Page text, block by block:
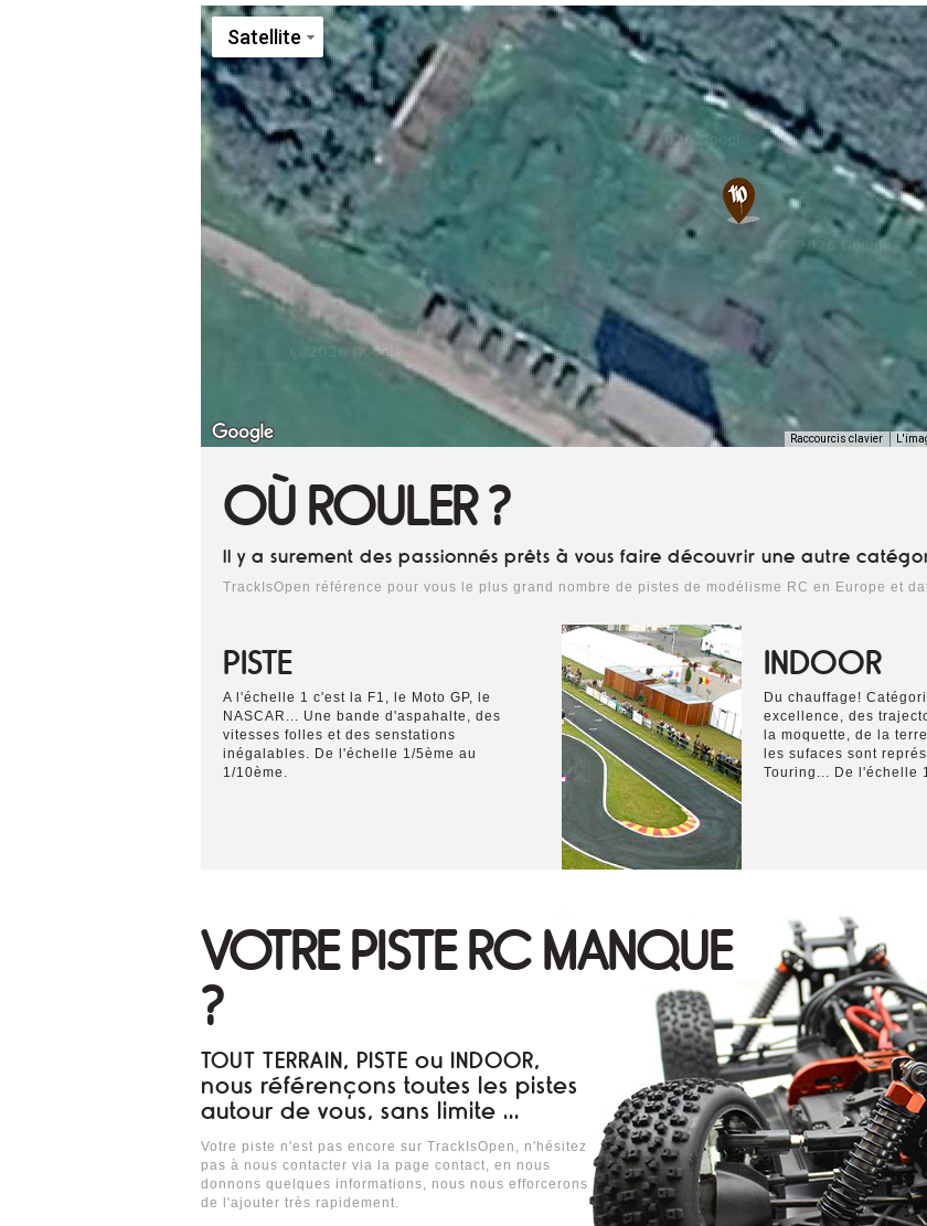
Satellite
Raccourcis clavier
OÙ ROULER ?
Il y a surement des passionnés prêts à vous faire découvrir une autre
TrackIsOpen référence pour vous le plus grand nombre de pistes de modélisme RC en Europe et
PISTE
A l'échelle 1 c'est la F1, le Moto GP, le
NASCAR... Une bande d'aspahalte, des
vitesses folles et des senstations
inégalables. De l'échelle 1/5ème au
1/10ème.
INDOOR
Du chauffage!
excellence, des
la moquette, de la
les sufaces sont
Touring... De l'échelle
VOTRE PISTE RC MANQUE
?
TOUT TERRAIN, PISTE ou INDOOR,
nous référençons toutes les pistes
autour de vous, sans limite ...
Votre piste n'est pas encore sur TrackIsOpen, n'hésitez
pas à nous contacter via la page contact, en nous
donnons quelques informations, nous nous efforcerons
de l'ajouter très rapidement.